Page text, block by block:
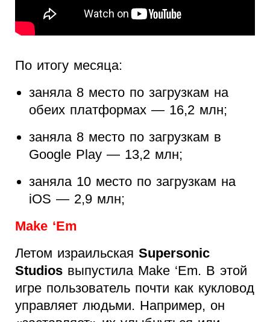
По итогу месяца:
заняла 8 место по загрузкам на
обеих платформах — 16,2 млн;
заняла 8 место по загрузкам в
Google Play — 13,2 млн;
заняла 10 место по загрузкам на
iOS — 2,9 млн;
Make ‘Em
Летом израильская Supersonic
Studios выпустила Make ‘Em. В этой
игре пользователь почти как кукловод
управляет людьми. Например, он